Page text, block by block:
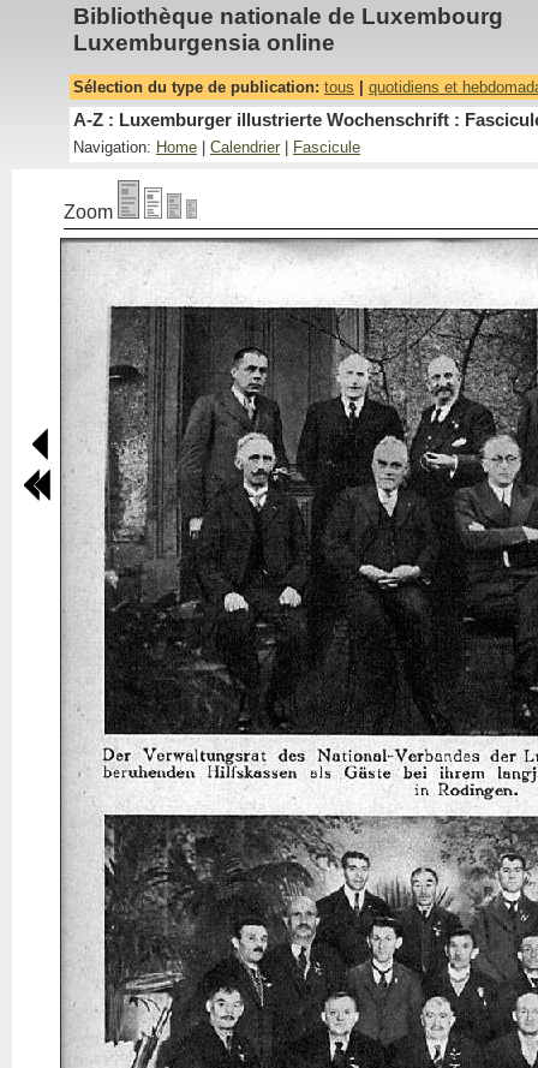
Bibliothèque nationale de Luxembourg
Luxemburgensia online
Sélection du type de publication: tous quotidiens et
A-Z : Luxemburger illustrierte Wochenschrift :
Navigation: Home Calendrier Fascicule
Zoom